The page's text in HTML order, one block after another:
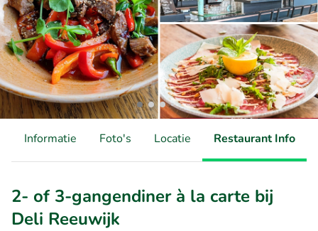
Informatie Foto's Locatie Restaurant Info
2- of 3-gangendiner à la carte bij
Deli Reeuwijk